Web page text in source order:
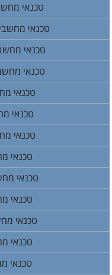
טכנאי
טכנאי
טכנאי
טכנאי
טכנאי
טכנאי
טכנאי
טכנאי
טכנאי
טכנאי
טכנאי
טכנאי
טכנאי